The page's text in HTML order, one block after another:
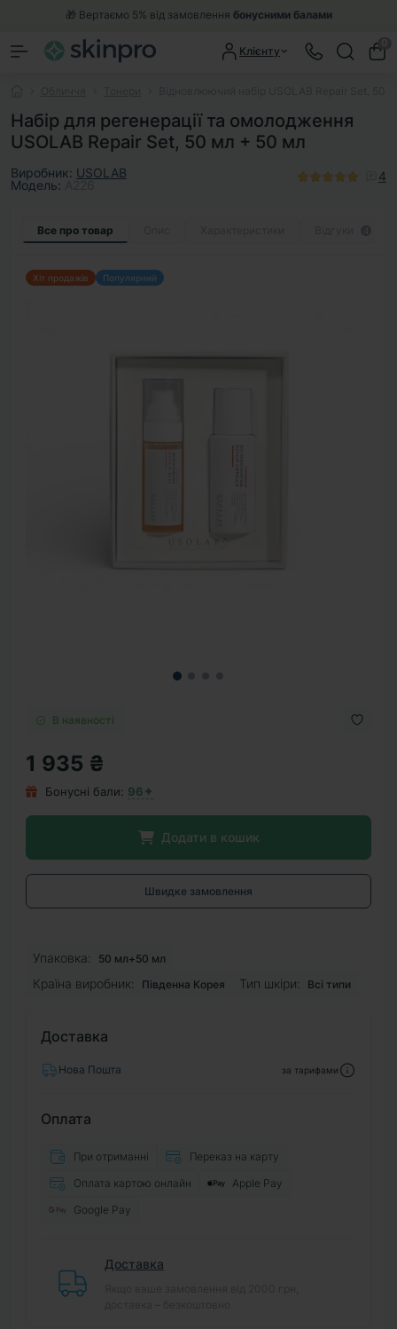
🎁 Вертаємо 5% від замовлення бонусними балами
Клієнту
Набір для регенерації та омолодження
USOLAB Repair Set, 50 мл + 50 мл
Виробник: USOLAB
Модель:
4
Все про товар
Хіт продажів Популярний
В наявності
1 935 ₴
Бонусні бали: 96✦
Додати в кошик
Швидке замовлення
Упаковка: 50 мл+50 мл
Країна виробник: Південна Корея Тип шкіри: Всі типи
Доставка
Нова Пошта за тарифами
Оплата
При отриманні
Переказ на карту
Оплата картою онлайн
Apple Pay
Google Pay
Доставка